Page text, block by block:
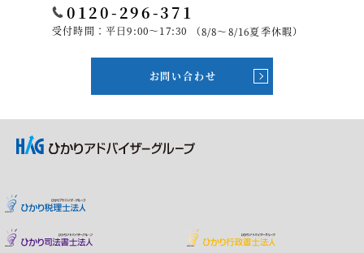
0120-296-371
受付時間：平日9:00～17:30 （8/8～8/16夏季休暇）
お問い合わせ